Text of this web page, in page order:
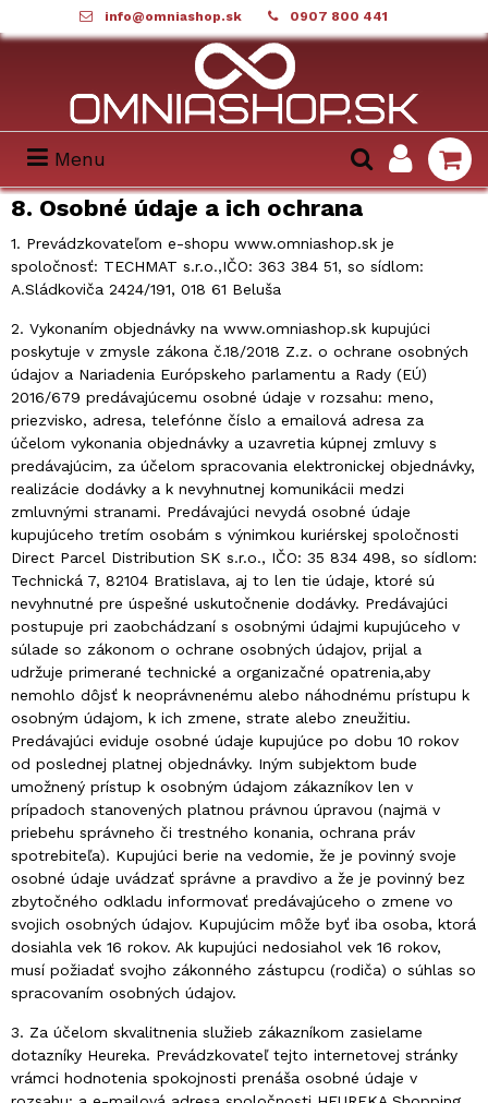
info@omniashop.sk 0907 800 441
Menu
8. Osobné údaje a ich ochrana
1. Prevádzkovateľom e-shopu www.omniashop.sk je
spoločnosť: TECHMAT s.r.o.,IČO: 363 384 51, so sídlom:
A.Sládkoviča 2424/191, 018 61 Beluša
2. Vykonaním objednávky na www.omniashop.sk kupujúci
poskytuje v zmysle zákona č.18/2018 Z.z. o ochrane osobných
údajov a Nariadenia Európskeho parlamentu a Rady (EÚ)
2016/679 predávajúcemu osobné údaje v rozsahu: meno,
priezvisko, adresa, telefónne číslo a emailová adresa za
účelom vykonania objednávky a uzavretia kúpnej zmluvy s
predávajúcim, za účelom spracovania elektronickej objednávky,
realizácie dodávky a k nevyhnutnej komunikácii medzi
zmluvnými stranami. Predávajúci nevydá osobné údaje
kupujúceho tretím osobám s výnimkou kuriérskej spoločnosti
Direct Parcel Distribution SK s.r.o., IČO: 35 834 498, so sídlom:
Technická 7, 82104 Bratislava, aj to len tie údaje, ktoré sú
nevyhnutné pre úspešné uskutočnenie dodávky. Predávajúci
postupuje pri zaobchádzaní s osobnými údajmi kupujúceho v
súlade so zákonom o ochrane osobných údajov, prijal a
udržuje primerané technické a organizačné opatrenia,aby
nemohlo dôjsť k neoprávnenému alebo náhodnému prístupu k
osobným údajom, k ich zmene, strate alebo zneužitiu.
Predávajúci eviduje osobné údaje kupujúce po dobu 10 rokov
od poslednej platnej objednávky. Iným subjektom bude
umožnený prístup k osobným údajom zákazníkov len v
prípadoch stanovených platnou právnou úpravou (najmä v
priebehu správneho či trestného konania, ochrana práv
spotrebiteľa). Kupujúci berie na vedomie, že je povinný svoje
osobné údaje uvádzať správne a pravdivo a že je povinný bez
zbytočného odkladu informovať predávajúceho o zmene vo
svojich osobných údajov. Kupujúcim môže byť iba osoba, ktorá
dosiahla vek 16 rokov. Ak kupujúci nedosiahol vek 16 rokov,
musí požiadať svojho zákonného zástupcu (rodiča) o súhlas so
spracovaním osobných údajov.
3. Za účelom skvalitnenia služieb zákazníkom zasielame
dotazníky Heureka. Prevádzkovateľ tejto internetovej stránky
vrámci hodnotenia spokojnosti prenáša osobné údaje v